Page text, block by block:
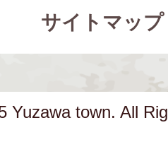
サイトマップ
Yuzawa town. All